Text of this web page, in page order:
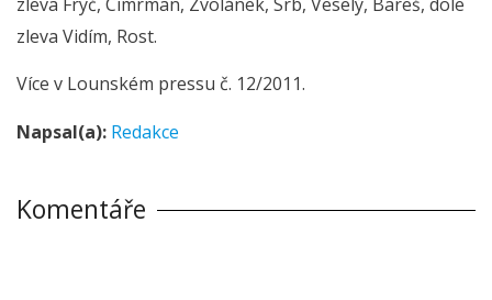
zleva Vidím, Rost.
Více v Lounském pressu č. 12/2011.
Napsal(a): Redakce
Komentáře